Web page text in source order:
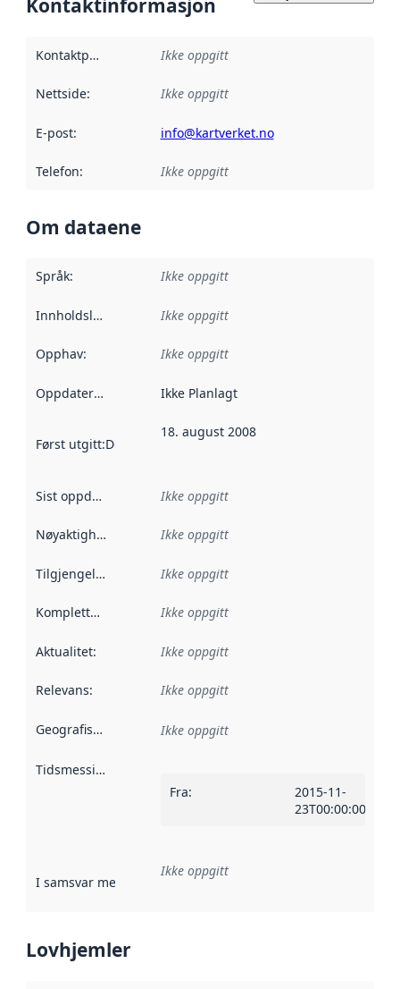
Kontaktinformasjon
Kontaktpunkt Ikke oppgitt
Nettside: Ikke oppgitt
E-post: info@kartverket.no
Telefon: Ikke oppgitt
Om dataene
Språk: Ikke oppgitt
Innholdsleverandører :
Ikke oppgitt
Opphav: Ikke oppgitt
Oppdateringsfrekvens :
Ikke Planlagt
Først utgitt:Denne datoen sier når dataene i dette
18. august 2008
Sist oppdatert Ikke oppgitt
Nøyaktighet Ikke oppgitt
Tilgjengelighet Ikke oppgitt
Kompletthet Ikke oppgitt
Aktualitet: Ikke oppgitt
Relevans: Ikke oppgitt
Geografisk avgrensning :
Ikke oppgitt
Tidsmessig avgrensning
Fra:
2015-11-
23T00:00:00Z
I samsvar med Referanse til en implementasjonsregel
Ikke oppgitt
Lovhjemler